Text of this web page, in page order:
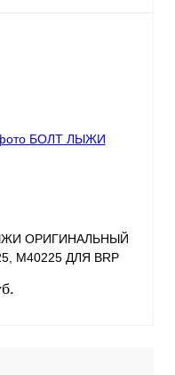
Под заказ
ОРИГИНАЛЬНЫЙ
M40225 ДЛЯ BRP